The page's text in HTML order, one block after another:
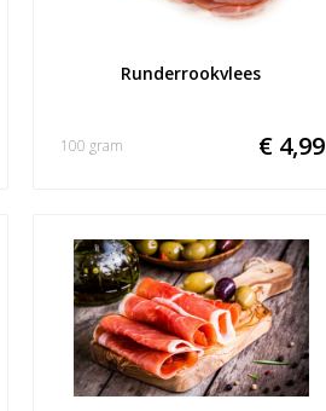
Runderrookvlees
€ 4,99
100 gram